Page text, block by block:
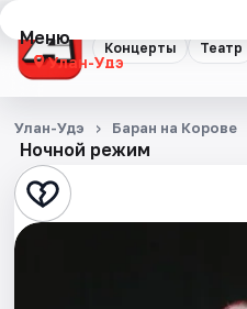
Концерты Театр
Меню
Улан-Удэ
Концерты
Театр
Стендап
Ночной режим
Улан-Удэ Баран на Корове